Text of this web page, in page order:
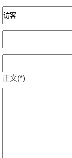
正文(*)